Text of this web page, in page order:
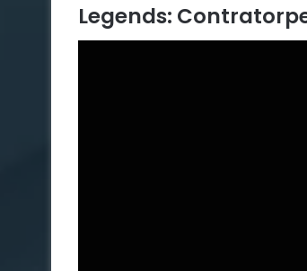
Legends: